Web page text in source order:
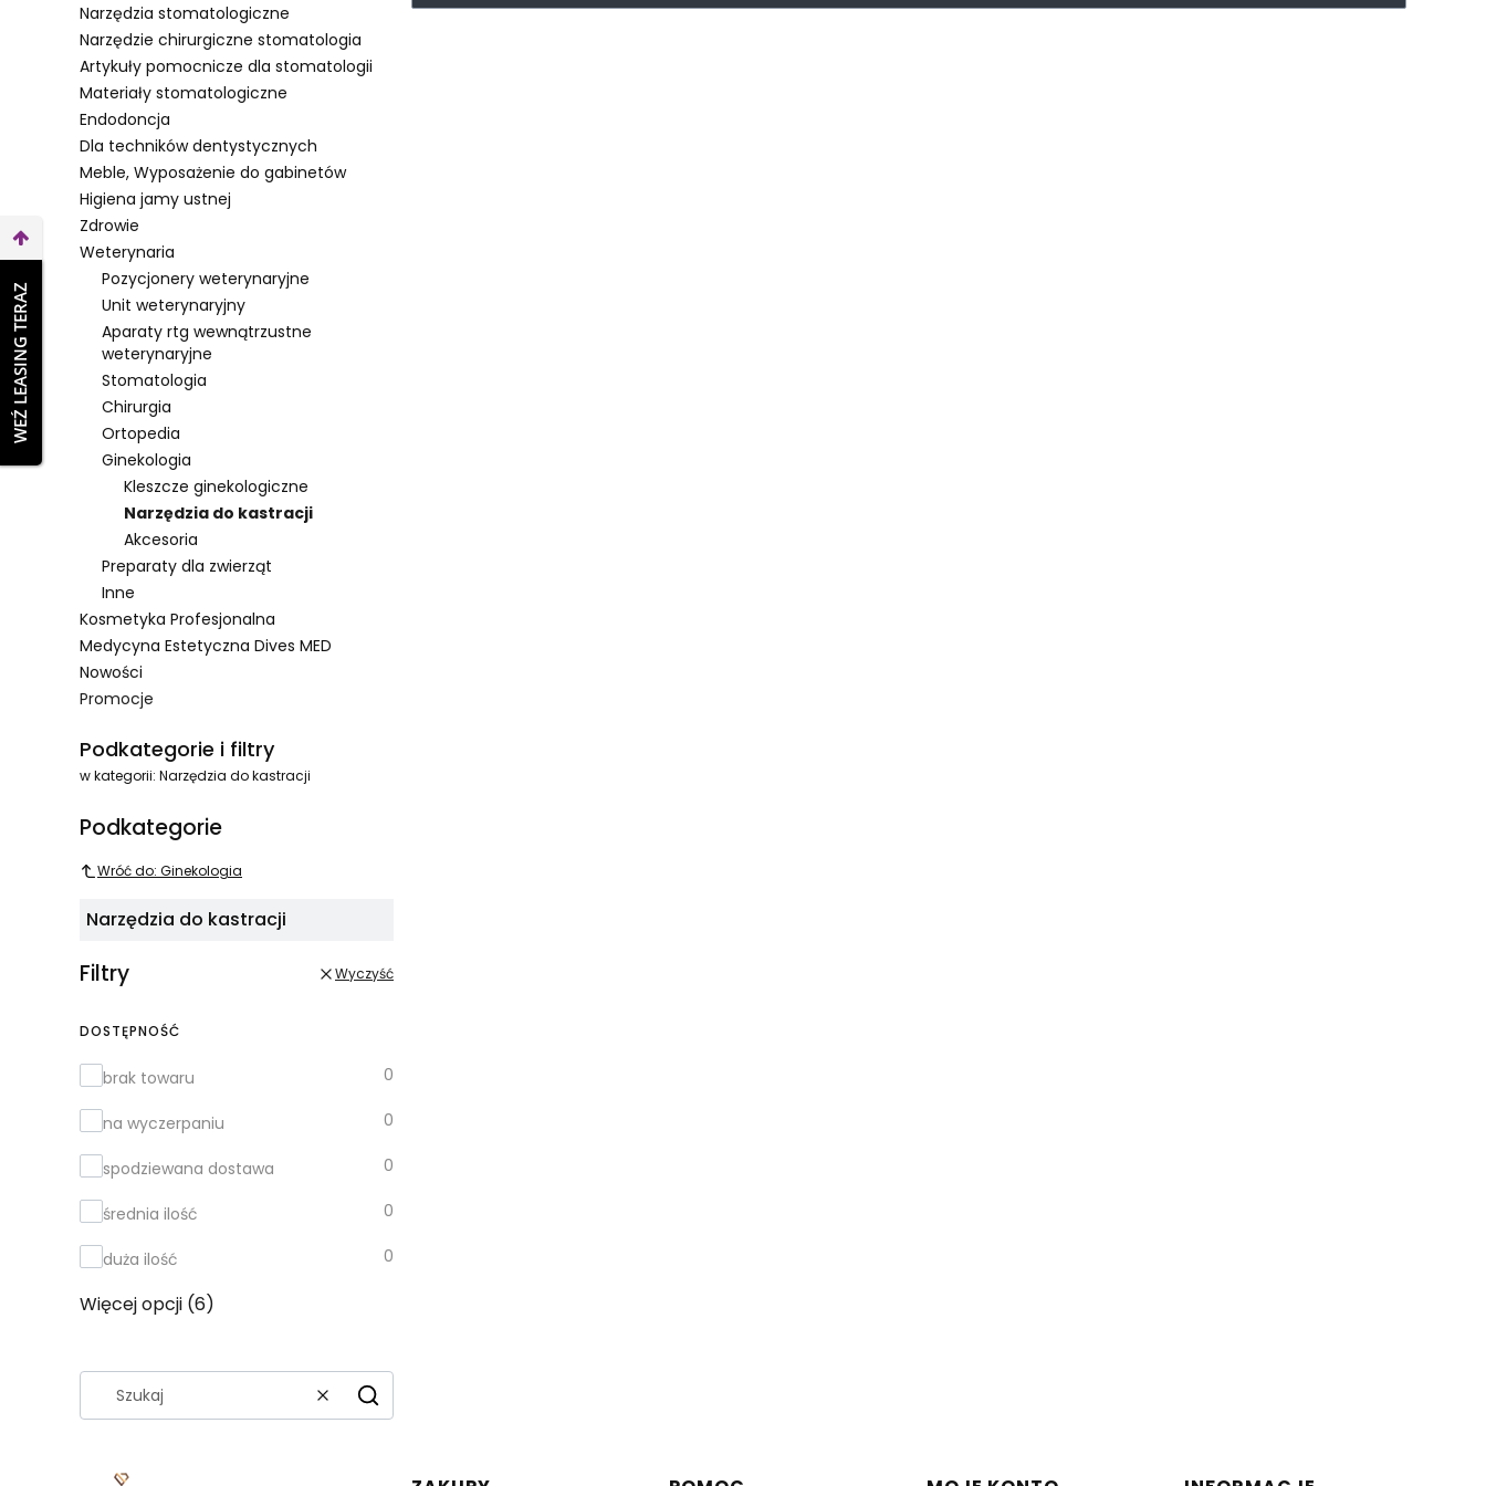
Narzędzia stomatologiczne
Narzędzie chirurgiczne stomatologia
Artykuły pomocnicze dla stomatologii
Materiały stomatologiczne
Endodoncja
Dla techników dentystycznych
Meble, Wyposażenie do gabinetów
Higiena jamy ustnej
Zdrowie
Weterynaria
Pozycjonery weterynaryjne
Unit weterynaryjny
Aparaty rtg wewnątrzustne
weterynaryjne
Stomatologia
Chirurgia
Ortopedia
Ginekologia
Kleszcze ginekologiczne
Narzędzia do kastracji
Akcesoria
Preparaty dla zwierząt
Inne
Kosmetyka Profesjonalna
Medycyna Estetyczna Dives MED
Nowości
Promocje
Podkategorie i filtry
w kategorii: Narzędzia do kastracji
Podkategorie
Wróć do: Ginekologia
Narzędzia do kastracji
Filtry Wyczyść
DOSTĘPNOŚĆ
Dostępność
brak towaru 0
na wyczerpaniu 0
spodziewana dostawa 0
średnia ilość 0
duża ilość 0
Więcej opcji (6)
WyczyśćSzukaj
WEŹ LEASING TERAZ